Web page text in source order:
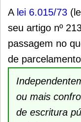
A lei 6.015/73
seu artigo nº
passagem no
de
ou mais
de escritura